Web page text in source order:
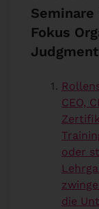
Fokus
CEO,
oder
die